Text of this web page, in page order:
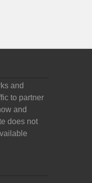
and
to partner
and
does not